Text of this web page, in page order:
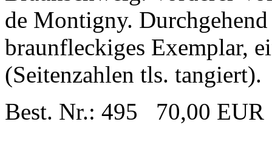
de Montigny.
braunfleckiges Exemplar,
(Seitenzahlen tls. tangiert).
Best. Nr.: 495 70,00 EUR